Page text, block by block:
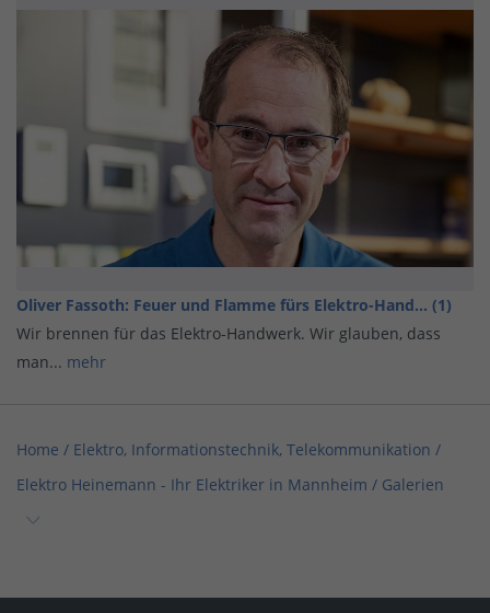
Oliver Fassoth: Feuer und Flamme fürs Elektro-Hand... (1)
Wir brennen für das Elektro-Handwerk. Wir glauben, dass
man... mehr
Home / Elektro, Informationstechnik, Telekommunikation /
Elektro Heinemann - Ihr Elektriker in Mannheim / Galerien
Elektro Heinemann - Ihr Elektriker in Mannheim / Galerien